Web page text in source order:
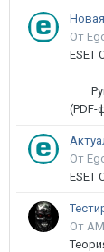
От
ESET
(PDF-
От
ESET
От